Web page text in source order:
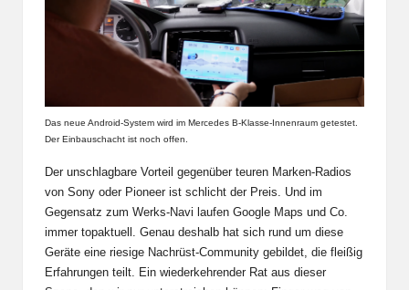
Das neue Android-System wird im Mercedes B-Klasse-Innenraum getestet.
Der Einbauschacht ist noch offen.
Der unschlagbare Vorteil gegenüber teuren Marken-Radios
von Sony oder Pioneer ist schlicht der Preis. Und im
Gegensatz zum Werks-Navi laufen Google Maps und Co.
immer topaktuell. Genau deshalb hat sich rund um diese
Geräte eine riesige Nachrüst-Community gebildet, die fleißig
Erfahrungen teilt. Ein wiederkehrender Rat aus dieser